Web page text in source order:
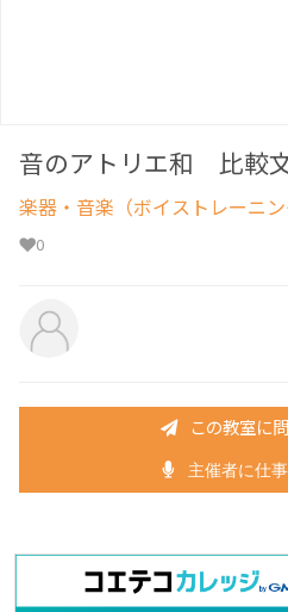
音のアトリエ和 比較
楽器・音楽（ボイストレーニン
0
この教室に
主催者に仕